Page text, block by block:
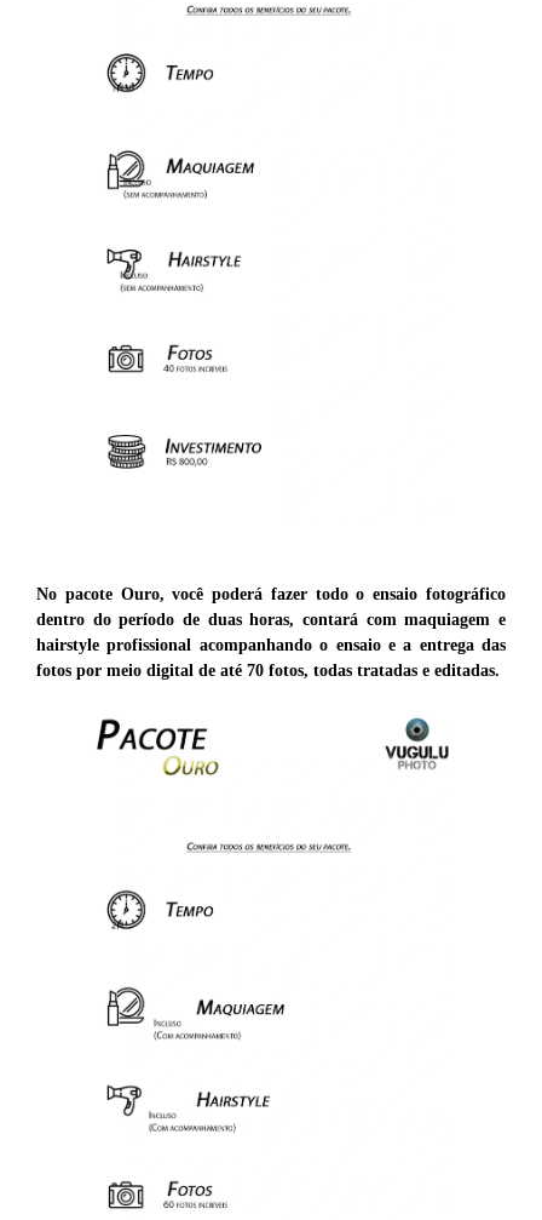
No pacote Ouro, você poderá fazer todo o ensaio fotográfico
dentro do período de duas horas, contará com maquiagem e
hairstyle profissional acompanhando o ensaio e a entrega das
fotos por meio digital de até 70 fotos, todas tratadas e editadas.